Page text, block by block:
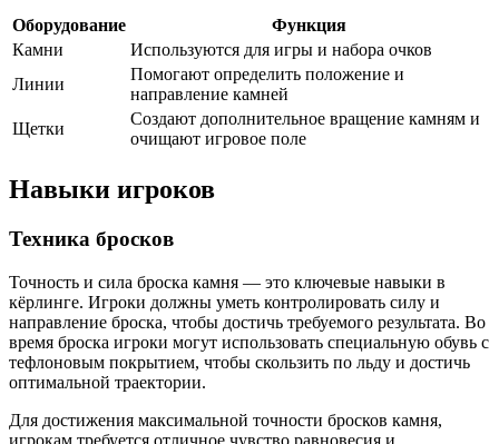
Оборудование
Функция
Камни
Используются для игры и набора очков
Линии
Помогают определить положение и
направление камней
Щетки
Создают дополнительное вращение камням и
очищают игровое поле
Навыки игроков
Техника бросков
Точность и сила броска камня — это ключевые навыки в
кёрлинге. Игроки должны уметь контролировать силу и
направление броска, чтобы достичь требуемого результата. Во
время броска игроки могут использовать специальную обувь с
тефлоновым покрытием, чтобы скользить по льду и достичь
оптимальной траектории.
Для достижения максимальной точности бросков камня,
игрокам требуется отличное чувство равновесия и